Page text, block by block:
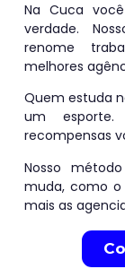
Na Cuca
verdade.
renome
melhores
Quem estuda
um
recompensas
Nosso
muda, como o
mais as